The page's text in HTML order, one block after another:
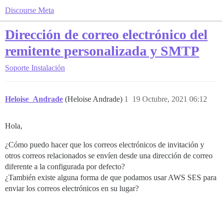
Discourse Meta
Dirección de correo electrónico del
remitente personalizada y SMTP
Soporte Instalación
Heloise_Andrade (Heloise Andrade) 19 Octubre, 2021 06:12
1
Hola,
¿Cómo puedo hacer que los correos electrónicos de invitación y
otros correos relacionados se envíen desde una dirección de correo
diferente a la configurada por defecto?
¿También existe alguna forma de que podamos usar AWS SES para
enviar los correos electrónicos en su lugar?